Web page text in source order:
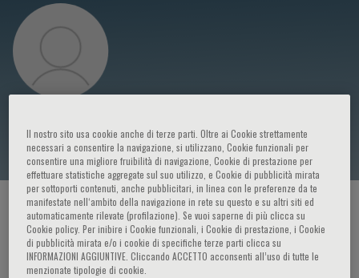
Daniela Prandstraller
HOME PAGE / CORSI ED EVENTI / RELATORE
Il nostro sito usa cookie anche di terze parti. Oltre ai Cookie strettamente
necessari a consentire la navigazione, si utilizzano, Cookie funzionali per
consentire una migliore fruibilità di navigazione, Cookie di prestazione per
effettuare statistiche aggregate sul suo utilizzo, e Cookie di pubblicità mirata
per sottoporti contenuti, anche pubblicitari, in linea con le preferenze da te
manifestate nell‘ambito della navigazione in rete su questo e su altri siti ed
automaticamente rilevate (profilazione). Se vuoi saperne di più clicca su
Cookie policy. Per inibire i Cookie funzionali, i Cookie di prestazione, i Cookie
di pubblicità mirata e/o i cookie di specifiche terze parti clicca su
INFORMAZIONI AGGIUNTIVE. Cliccando ACCETTO acconsenti all’uso di tutte le
menzionate tipologie di cookie.